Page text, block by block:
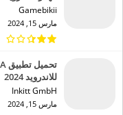
Gamebikii‏
مارس 15, 2024
للاندرويد 2024
Inkitt GmbH‏
مارس 15, 2024